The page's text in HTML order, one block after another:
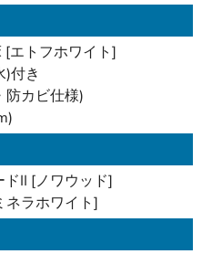
[エトフホワイト]
)付き
防カビ仕様)
II [ノワウッド]
ネラホワイト]